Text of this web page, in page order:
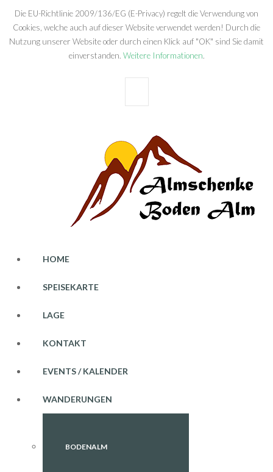
Die EU-Richtlinie 2009/136/EG (E-Privacy) regelt die Verwendung von
Cookies, welche auch auf dieser Website verwendet werden! Durch die
Nutzung unserer Website oder durch einen Klick auf "OK" sind Sie damit
einverstanden. Weitere Informationen.
HOME
SPEISEKARTE
LAGE
KONTAKT
EVENTS / KALENDER
WANDERUNGEN
BODENALM